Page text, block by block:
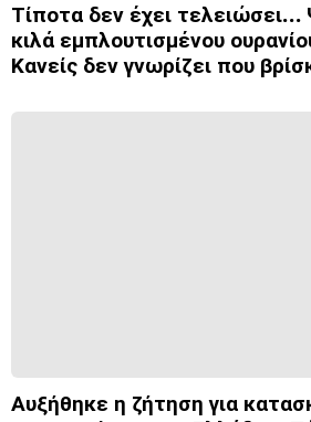
Τίποτα δεν έχει
κιλά εμπλουτισμένου
Κανείς δεν γνωρίζει που
Αυξήθηκε η ζήτηση για